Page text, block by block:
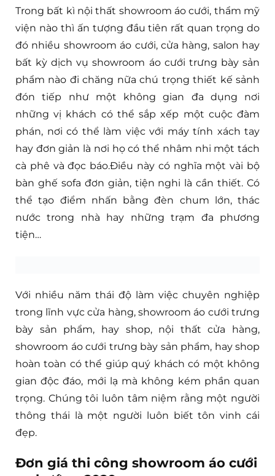
Trong bất kì nội thất showroom áo cưới, thẩm mỹ
viện nào thì ấn tượng đầu tiên rất quan trọng do
đó nhiều showroom áo cưới, cửa hàng, salon hay
bất kỳ dịch vụ showroom áo cưới trưng bày sản
phẩm nào đi chăng nữa chú trọng thiết kế sảnh
đón tiếp như một không gian đa dụng nơi
những vị khách có thể sắp xếp một cuộc đàm
phán, nơi có thể làm việc với máy tính xách tay
hay đơn giản là nơi họ có thể nhâm nhi một tách
cà phê và đọc báo.Điều này có nghĩa một vài bộ
bàn ghế sofa đơn giản, tiện nghi là cần thiết. Có
thể tạo điểm nhấn bằng đèn chum lớn, thác
nước trong nhà hay những trạm đa phương
tiện…
Với nhiều năm thái độ làm việc chuyên nghiệp
trong lĩnh vực cửa hàng, showroom áo cưới trưng
showroom áo cưới trưng bày sản phẩm, hay shop